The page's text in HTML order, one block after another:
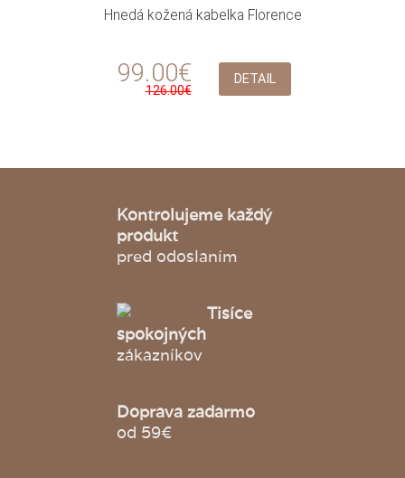
Hnedá kožená kabelka Florence
99.00€
126.00€
DETAIL
Kontrolujeme každý
produkt
pred odoslaním
Tisíce
spokojných
zákazníkov
Doprava zadarmo
od 59€